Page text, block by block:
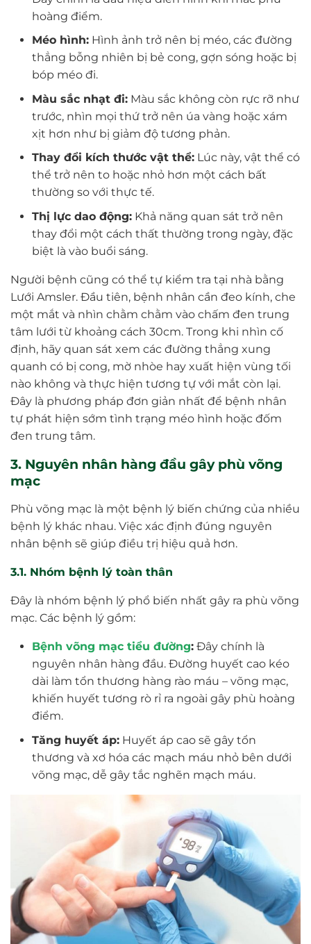
hoàng điểm.
Méo hình:Hình ảnh trở nên bị méo, các đường
thẳng bỗng nhiên bị bẻ cong, gợn sóng hoặc bị
bóp méo đi.
Màu sắc nhạt đi:Màu sắc không còn rực rỡ như
trước, nhìn mọi thứ trở nên úa vàng hoặc xám
xịt hơn như bị giảm độ tương phản.
Thay đổi kích thước vật thể:Lúc này, vật thể có
thể trở nên to hoặc nhỏ hơn một cách bất
thường so với thực tế.
Thị lực dao động:Khả năng quan sát trở nên
thay đổi một cách thất thường trong ngày, đặc
biệt là vào buổi sáng.
Người bệnh cũng có thể tự kiểm tra tại nhà bằng
Lưới Amsler. Đầu tiên, bệnh nhân cần đeo kính, che
một mắt và nhìn chằm chằm vào chấm đen trung
tâm lưới từ khoảng cách 30cm. Trong khi nhìn cố
định, hãy quan sát xem các đường thẳng xung
quanh có bị cong, mờ nhòe hay xuất hiện vùng tối
nào không và thực hiện tương tự với mắt còn lại.
Đây là phương pháp đơn giản nhất để bệnh nhân
tự phát hiện sớm tình trạng méo hình hoặc đốm
đen trung tâm.
3. Nguyên nhân hàng đầu gây phù võng
mạc
Phù võng mạc là một bệnh lý biến chứng của nhiều
bệnh lý khác nhau. Việc xác định đúng nguyên
nhân bệnh sẽ giúp điều trị hiệu quả hơn.
3.1. Nhóm bệnh lý toàn thân
Đây là nhóm bệnh lý phổ biến nhất gây ra phù võng
mạc. Các bệnh lý gồm:
Bệnh võng mạc tiểu đường:Đây chính là
nguyên nhân hàng đầu. Đường huyết cao kéo
dài làm tổn thương hàng rào máu – võng mạc,
khiến huyết tương rò rỉ ra ngoài gây phù hoàng
điểm.
Tăng huyết áp:Huyết áp cao sẽ gây tổn
thương và xơ hóa các mạch máu nhỏ bên dưới
võng mạc, dễ gây tắc nghẽn mạch máu.